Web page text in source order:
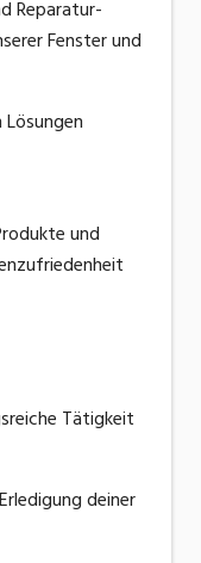
Reparatur-
Fenster und
und
Tätigkeit
deiner